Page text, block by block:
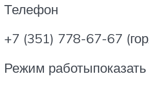
Телефон
+7 (351) 778-67-67
Режим работыпоказать